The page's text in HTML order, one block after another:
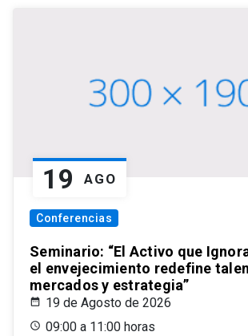
19 AGO
Conferencias
Seminario: “El Activo que
el envejecimiento redefine
mercados y estrategia”
19 de Agosto de 2026
09:00 a 11:00 horas